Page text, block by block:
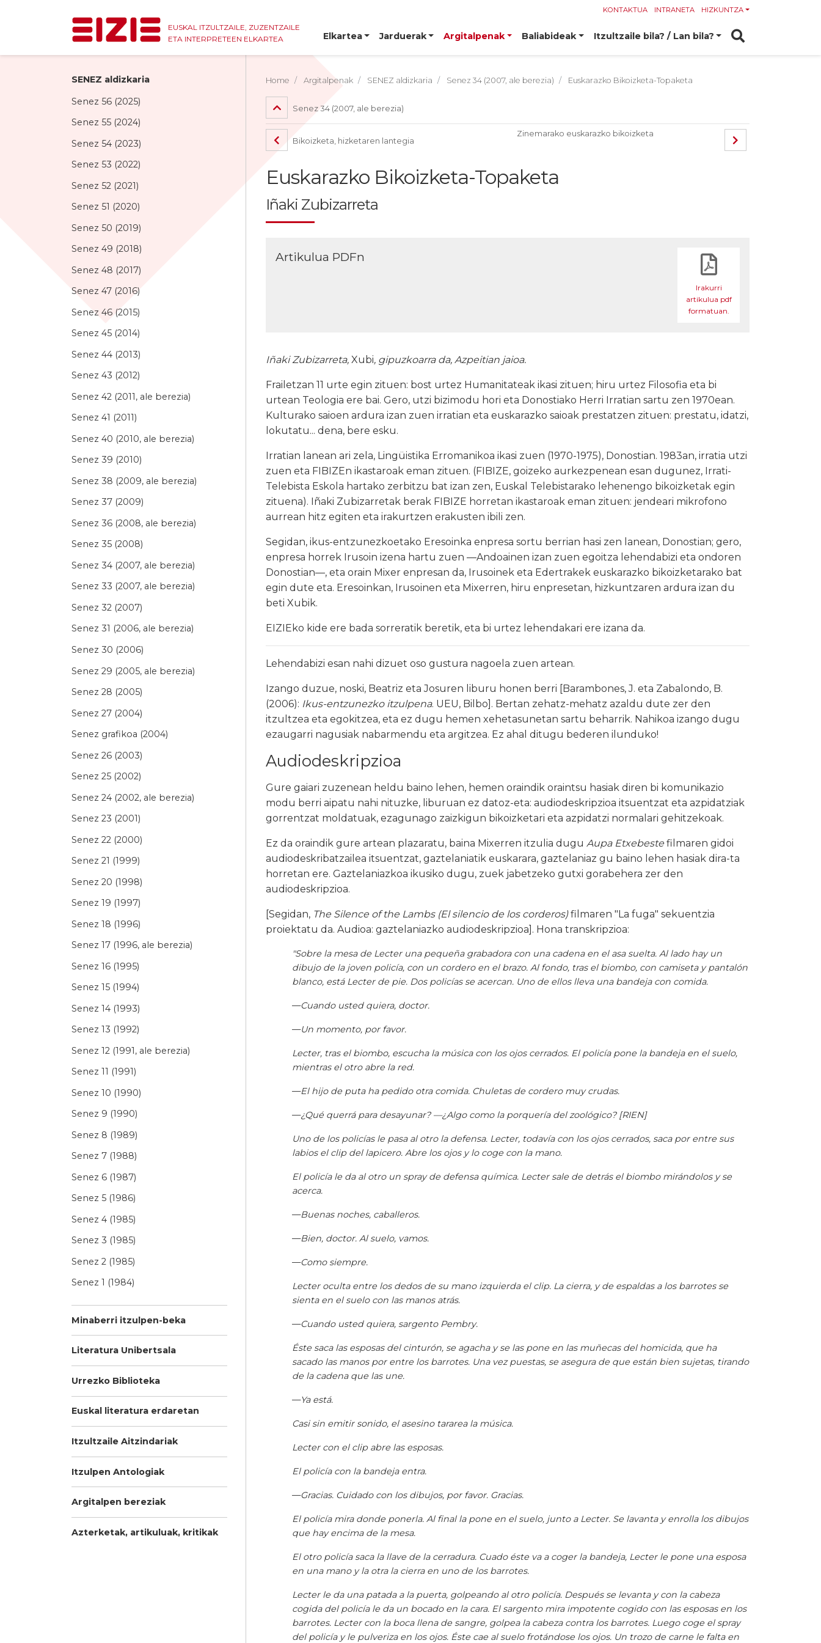
EUSKAL ITZULTZAILE, ZUZENTZAILE
ETA INTERPRETEEN ELKARTEA
KONTAKTUA INTRANETA HIZKUNTZA
Elkartea Jarduerak Argitalpenak Baliabideak Itzultzaile bila? / Lan bila?
SENEZ aldizkaria
Senez 56 (2025)
Senez 55 (2024)
Senez 54 (2023)
Senez 53 (2022)
Senez 52 (2021)
Senez 51 (2020)
Senez 50 (2019)
Senez 49 (2018)
Senez 48 (2017)
Senez 47 (2016)
Senez 46 (2015)
Senez 45 (2014)
Senez 44 (2013)
Senez 43 (2012)
Senez 42 (2011, ale berezia)
Senez 41 (2011)
Senez 40 (2010, ale berezia)
Senez 39 (2010)
Senez 38 (2009, ale berezia)
Senez 37 (2009)
Senez 36 (2008, ale berezia)
Senez 35 (2008)
Senez 34 (2007, ale berezia)
Senez 33 (2007, ale berezia)
Senez 32 (2007)
Senez 31 (2006, ale berezia)
Senez 30 (2006)
Senez 29 (2005, ale berezia)
Senez 28 (2005)
Senez 27 (2004)
Senez grafikoa (2004)
Senez 26 (2003)
Senez 25 (2002)
Senez 24 (2002, ale berezia)
Senez 23 (2001)
Senez 22 (2000)
Senez 21 (1999)
Senez 20 (1998)
Senez 19 (1997)
Senez 18 (1996)
Senez 17 (1996, ale berezia)
Senez 16 (1995)
Senez 15 (1994)
Senez 14 (1993)
Senez 13 (1992)
Senez 12 (1991, ale berezia)
Senez 11 (1991)
Senez 10 (1990)
Senez 9 (1990)
Senez 8 (1989)
Senez 7 (1988)
Senez 6 (1987)
Senez 5 (1986)
Senez 4 (1985)
Senez 3 (1985)
Senez 2 (1985)
Senez 1 (1984)
Minaberri itzulpen-beka
Literatura Unibertsala
Urrezko Biblioteka
Euskal literatura erdaretan
Itzultzaile Aitzindariak
Itzulpen Antologiak
Argitalpen bereziak
Azterketak, artikuluak, kritikak
Home Argitalpenak SENEZ aldizkaria Senez 34 (2007, ale berezia) Euskarazko Bikoizketa-Topaketa
Senez 34 (2007, ale berezia)
Bikoizketa, hizketaren lantegia
Zinemarako euskarazko bikoizketa
Euskarazko Bikoizketa-Topaketa
Iñaki Zubizarreta
Artikulua PDFn
Irakurri
artikulua pdf
formatuan.
Iñaki Zubizarreta, Xubi, gipuzkoarra da, Azpeitian jaioa.
Frailetzan 11 urte egin zituen: bost urtez Humanitateak ikasi zituen; hiru urtez Filosofia eta bi
urtean Teologia ere bai. Gero, utzi bizimodu hori eta Donostiako Herri Irratian sartu zen 1970ean.
Kulturako saioen ardura izan zuen irratian eta euskarazko saioak prestatzen zituen: prestatu, idatzi,
lokutatu... dena, bere esku.
Irratian lanean ari zela, Lingüistika Erromanikoa ikasi zuen (1970-1975), Donostian. 1983an, irratia utzi
zuen eta FIBIZEn ikastaroak eman zituen. (FIBIZE, goizeko aurkezpenean esan dugunez, Irrati-
Telebista Eskola hartako zerbitzu bat izan zen, Euskal Telebistarako lehenengo bikoizketak egin
zituena). Iñaki Zubizarretak berak FIBIZE horretan ikastaroak eman zituen: jendeari mikrofono
aurrean hitz egiten eta irakurtzen erakusten ibili zen.
Segidan, ikus-entzunezkoetako Eresoinka enpresa sortu berrian hasi zen lanean, Donostian; gero,
enpresa horrek Irusoin izena hartu zuen —Andoainen izan zuen egoitza lehendabizi eta ondoren
Donostian—, eta orain Mixer enpresan da, Irusoinek eta Edertrakek euskarazko bikoizketarako bat
egin dute eta. Eresoinkan, Irusoinen eta Mixerren, hiru enpresetan, hizkuntzaren ardura izan du
beti Xubik.
EIZIEko kide ere bada sorreratik beretik, eta bi urtez lehendakari ere izana da.
Lehendabizi esan nahi dizuet oso gustura nagoela zuen artean.
Izango duzue, noski, Beatriz eta Josuren liburu honen berri [Barambones, J. eta Zabalondo, B.
(2006): Ikus-entzunezko itzulpena. UEU, Bilbo]. Bertan zehatz-mehatz azaldu dute zer den
itzultzea eta egokitzea, eta ez dugu hemen xehetasunetan sartu beharrik. Nahikoa izango dugu
ezaugarri nagusiak nabarmendu eta argitzea. Ez ahal ditugu bederen ilunduko!
Audiodeskripzioa
Gure gaiari zuzenean heldu baino lehen, hemen oraindik oraintsu hasiak diren bi komunikazio
modu berri aipatu nahi nituzke, liburuan ez datoz-eta: audiodeskripzioa itsuentzat eta azpidatziak
gorrentzat moldatuak, ezagunago zaizkigun bikoizketari eta azpidatzi normalari gehitzekoak.
Ez da oraindik gure artean plazaratu, baina Mixerren itzulia dugu Aupa Etxebeste filmaren gidoi
audiodeskribatzailea itsuentzat, gaztelaniatik euskarara, gaztelaniaz gu baino lehen hasiak dira-ta
horretan ere. Gaztelaniazkoa ikusiko dugu, zuek jabetzeko gutxi gorabehera zer den
audiodeskripzioa.
[Segidan, The Silence of the Lambs (El silencio de los corderos)filmaren "La fuga" sekuentzia
proiektatu da. Audioa: gaztelaniazko audiodeskripzioa]. Hona transkripzioa:
"Sobre la mesa de Lecter una pequeña grabadora con una cadena en el asa suelta. Al lado hay un
dibujo de la joven policía, con un cordero en el brazo. Al fondo, tras el biombo, con camiseta y pantalón
blanco, está Lecter de pie. Dos policías se acercan. Uno de ellos lleva una bandeja con comida.
—Cuando usted quiera, doctor.
—Un momento, por favor.
Lecter, tras el biombo, escucha la música con los ojos cerrados. El policía pone la bandeja en el suelo,
mientras el otro abre la red.
—El hijo de puta ha pedido otra comida. Chuletas de cordero muy crudas.
—¿Qué querrá para desayunar? —¿Algo como la porquería del zoológico? [RIEN]
Uno de los policías le pasa al otro la defensa. Lecter, todavía con los ojos cerrados, saca por entre sus
labios el clip del lapicero. Abre los ojos y lo coge con la mano.
El policía le da al otro un spray de defensa química. Lecter sale de detrás el biombo mirándolos y se
acerca.
—Buenas noches, caballeros.
—Bien, doctor. Al suelo, vamos.
—Como siempre.
Lecter oculta entre los dedos de su mano izquierda el clip. La cierra, y de espaldas a los barrotes se
sienta en el suelo con las manos atrás.
—Cuando usted quiera, sargento Pembry.
Éste saca las esposas del cinturón, se agacha y se las pone en las muñecas del homicida, que ha
sacado las manos por entre los barrotes. Una vez puestas, se asegura de que están bien sujetas, tirando
de la cadena que las une.
—Ya está.
Casi sin emitir sonido, el asesino tararea la música.
Lecter con el clip abre las esposas.
El policía con la bandeja entra.
—Gracias. Cuidado con los dibujos, por favor. Gracias.
El policía mira donde ponerla. Al final la pone en el suelo, junto a Lecter. Se lavanta y enrolla los dibujos
que hay encima de la mesa.
El otro policía saca la llave de la cerradura. Cuado éste va a coger la bandeja, Lecter le pone una esposa
en una mano y la otra la cierra en uno de los barrotes.
Lecter le da una patada a la puerta, golpeando al otro policía. Después se levanta y con la cabeza
cogida del policía le da un bocado en la cara. El sargento mira impotente cogido con las esposas en los
barrotes. Lecter con la boca llena de sangre, golpea la cabeza contra los barrotes. Luego coge el spray
del policía y le pulveriza en los ojos. Éste cae al suelo frotándose los ojos. Un trozo de carne le falta en